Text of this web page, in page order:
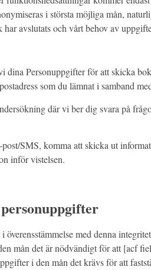
i största möjliga mån,
har avslutats och vårt behov av
dina Personuppgifter för att skicka
som du lämnat i samband
där vi ber dig svara på
SMS, komma att skicka ut
inför vistelsen.
med denna
mån det är nödvändigt för att [acf
i den mån det krävs för att